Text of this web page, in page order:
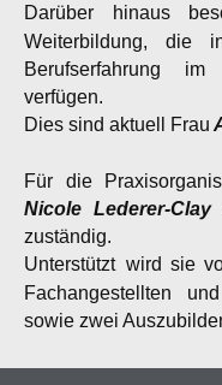
Darüber hinaus
Weiterbildung,
die
Berufserfahrung
im
verfügen.
Dies sind aktuell Frau
Für die
Nicole
Lederer-Clay
zuständig.
Unterstützt wird sie
Fachangestellten
und
sowie zwei